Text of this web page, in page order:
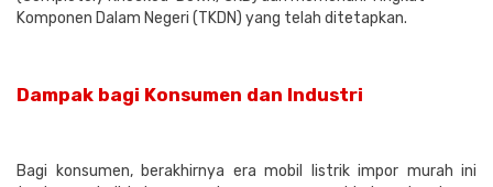
Komponen Dalam Negeri (TKDN) yang telah ditetapkan.
Dampak bagi Konsumen dan Industri
Bagi konsumen, berakhirnya era mobil listrik impor murah ini